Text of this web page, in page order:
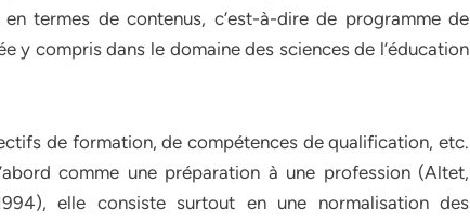
termes de contenus, c’est-à-dire de programme de
y compris dans le domaine des sciences de l’éducation
de formation, de compétences de qualification, etc.
comme une préparation à une profession (Altet,
elle consiste surtout en une normalisation des